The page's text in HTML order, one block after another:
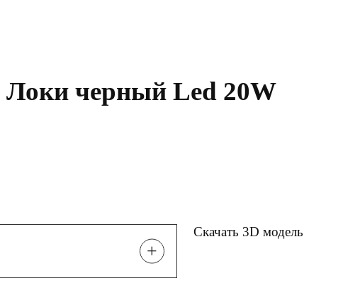
Локи черный Led 20W
+
Скачать 3D модель